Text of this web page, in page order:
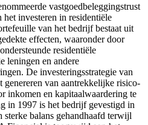
vastgoedbeleggingstrust
investeren in residentiële
van het bedrijf bestaat uit
effecten, waaronder door
residentiële
leningen en andere
De investeringsstrategie van
van aantrekkelijke risico-
inkomen en kapitaalwaardering te
in 1997 is het bedrijf gevestigd in
balans gehandhaafd terwijl